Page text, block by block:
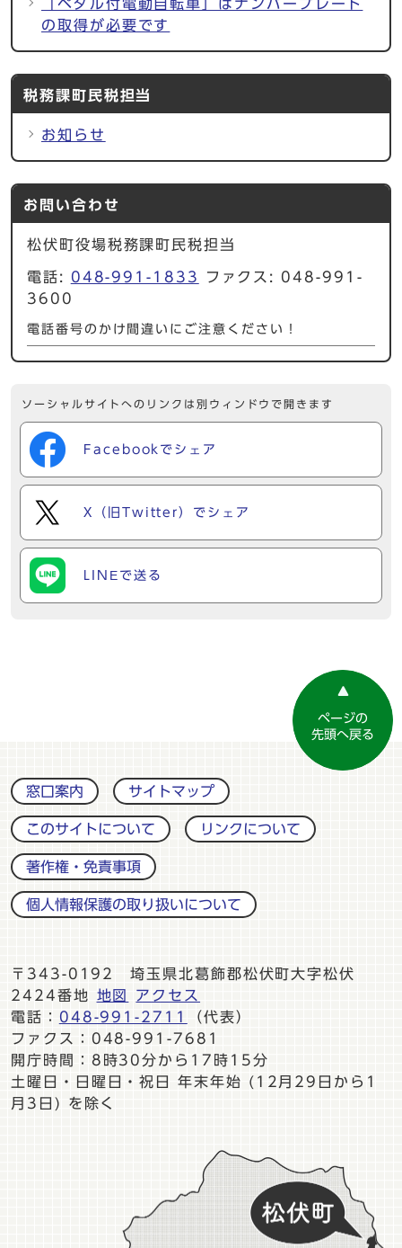
「ペダル付電動自転車」はナンバープレート
の取得が必要です
税務課町民税担当
お知らせ
お問い合わせ
松伏町役場税務課町民税担当
電話: 048-991-1833
ファクス: 048-991-
3600
電話番号のかけ間違いにご注意ください！
ソーシャルサイトへのリンクは別ウィンドウで開きます
Facebookでシェア
X（旧Twitter）でシェア
LINEで送る
ページの
先頭へ戻る
窓口案内 サイトマップ
このサイトについて リンクについて
著作権・免責事項
個人情報保護の取り扱いについて
〒343-0192 埼玉県北葛飾郡松伏町大字松伏
2424番地
地図
アクセス
電話： 048-991-2711
（代表）
ファクス：048-991-7681
開庁時間：8時30分から17時15分
土曜日・日曜日・祝日 年末年始 (12月29日から1
月3日) を除く